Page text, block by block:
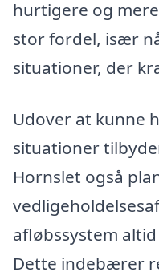
hurtigere og
stor fordel, især
situationer, der
Udover at kunne
situationer
Hornslet også
afløbssystem
Dette indebærer